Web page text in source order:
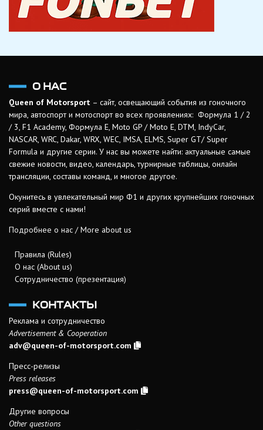
О НАС
Queen of Motorsport – сайт, освещающий события из гоночного
мира, автоспорт и мотоспорт во всех проявлениях: Формула 1 / 2
/ 3, F1 Academy, Формула Е, Moto GP / Moto E, DTM, IndyCar,
NASCAR, WRC, Dakar, WRX, WEC, IMSA, ELMS, Super GT/ Super
Formula и другие серии. У нас вы можете найти: актуальные самые
свежие новости, видео, календарь, турнирные таблицы, онлайн
трансляции, составы команд, и многое другое.
Окунитесь в увлекательный мир Ф1 и других крупнейших гоночных
серий вместе с нами!
Подробнее о нас / More about us
Правила (Rules)
О нас (About us)
Сотрудничество (презентация)
КОНТАКТЫ
Реклама и сотрудничество
Advertisement & Cooperation
adv@queen-of-motorsport.com
Пресс-релизы
Press releases
press@queen-of-motorsport.com
Другие вопросы
Other questions